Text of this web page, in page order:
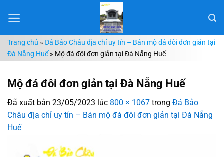
đến
dungTrang chủ » Đá Bảo Châu địa chỉ uy tín – Bán mộ đá đôi đơn giản tại
Đà Nẵng Huế» Mộ đá đôi đơn giản tại Đà Nẵng Huế
Mộ đá đôi đơn giản tại Đà Nẵng Huế
Đã xuất bản 23/05/2023 lúc 800 × 1067 trong Đá Bảo
Châu địa chỉ uy tín – Bán mộ đá đôi đơn giản tại Đà Nẵng
Huế